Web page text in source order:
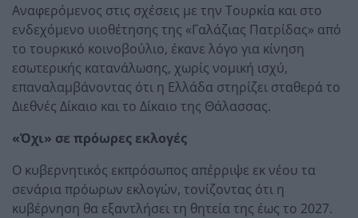
Αναφερόμενος στις σχέσεις με την Τουρκία και στο
ενδεχόμενο υιοθέτησης της «Γαλάζιας Πατρίδας» από
το τουρκικό κοινοβούλιο, έκανε λόγο για κίνηση
εσωτερικής κατανάλωσης, χωρίς νομική ισχύ,
επαναλαμβάνοντας ότι η Ελλάδα στηρίζει σταθερά το
Διεθνές Δίκαιο και το Δίκαιο της Θάλασσας.
«Όχι» σε πρόωρες εκλογές
Ο κυβερνητικός εκπρόσωπος απέρριψε εκ νέου τα
σενάρια πρόωρων εκλογών, τονίζοντας ότι η
κυβέρνηση θα εξαντλήσει τη θητεία της έως το 2027.